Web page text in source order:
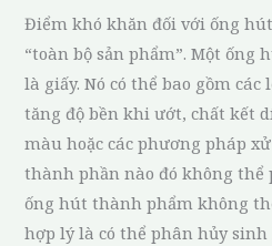
Điểm khó khăn đối với ống
“toàn bộ sản phẩm”. Một
là giấy. Nó có thể bao gồm
tăng độ bền khi ướt, chất kết
màu hoặc các phương pháp
thành phần nào đó không
ống hút thành phẩm không
hợp lý là có thể phân hủy sinh